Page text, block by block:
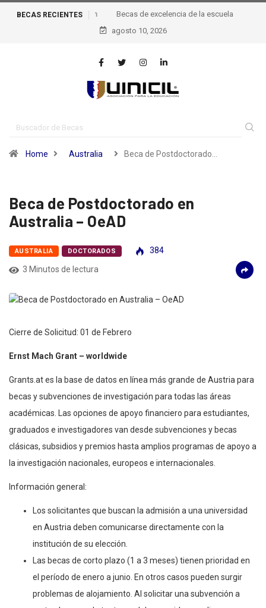
BECAS
Becas de excelencia de la escuela Politécnica Federal
de Lausana – epfl, Suiza
agosto 10, 2026
Home Australia Beca de Postdoctorado…
Beca de Postdoctorado en
Australia – OeAD
AUSTRALIA DOCTORADOS
384
3 Minutos de lectura
Cierre de Solicitud: 01 de Febrero
Ernst Mach Grant – worldwide
Grants.at es la base de datos en línea más grande de Austria para
becas y subvenciones de investigación para todas las áreas
académicas. Las opciones de apoyo financiero para estudiantes,
graduados e investigadores van desde subvenciones y becas
clásicas, subsidios y premios hasta amplios programas de apoyo a
la investigación nacionales, europeos e internacionales.
Información general:
Los solicitantes que buscan la admisión a una universidad
en Austria deben comunicarse directamente con la
institución de su elección.
Las becas de corto plazo (1 a 3 meses) tienen prioridad en
el período de enero a junio. En otros casos pueden surgir
problemas de alojamiento. Al solicitar una subvención a